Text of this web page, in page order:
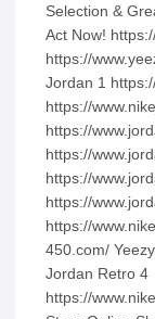
Selection &
Act Now!
https://
Jordan 1
https://
https://
https://
https://
https://
https://
450.com/
Jordan Retro 4
https://